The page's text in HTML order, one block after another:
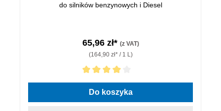
do silników benzynowych i Diesel
65,96 zł* (z VAT)
(164,90 zł* / 1 L)
Średnia ocena 4 z 5 gwiazdek
Do koszyka